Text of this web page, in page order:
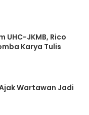
UHC-JKMB, Rico
Karya Tulis
Wartawan Jadi